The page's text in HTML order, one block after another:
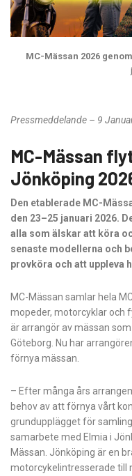
MC-Mässan 2026
Pressmeddelande – 9
MC-Mässan
Jönköping
Den etablerade MC-
den 23–25 januari 2026.
alla som älskar att köra
senaste modellerna och
provköra och att uppleva
MC-Mässan samlar hela
mopeder, motorcyklar och
är arrangör av mässan
Göteborg. Nu har
förnya mässan.
– Efter många års
behov av att förnya vårt
grundupplägget för
samarbete med Elmia i
Mässan. Jönköping är en
motorcykelintresserade till